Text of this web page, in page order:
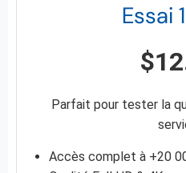
Essai
Parfait pour tester la
Accès complet à +20